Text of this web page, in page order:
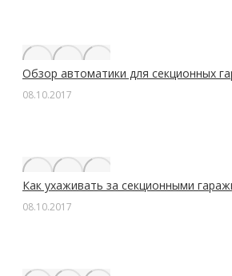
Обзор автоматики для секционных
08.10.2017
Как ухаживать за секционными
08.10.2017